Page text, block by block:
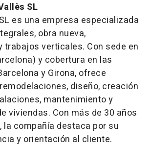
SL
es una empresa especializada
obra nueva,
trabajos verticales. Con sede en
y cobertura en las
y Girona, ofrece
diseño, creación
mantenimiento y
viviendas. Con más de 30 años
la compañía destaca por su
y orientación al cliente.